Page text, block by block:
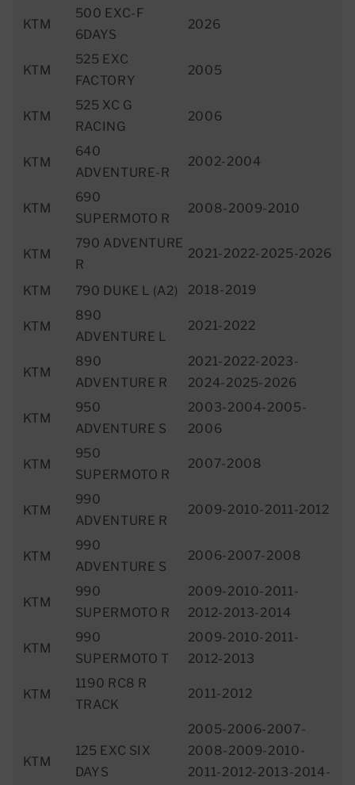
KTM
500 EXC-F
6DAYS
2026
KTM
525 EXC
FACTORY
2005
KTM
525 XC G
RACING
2006
KTM
640
ADVENTURE-R
2002-2004
KTM
690
SUPERMOTO R
2008-2009-2010
KTM
790 ADVENTURE
R
2021-2022-2025-2026
KTM 790 DUKE L (A2) 2018-2019
KTM
890
ADVENTURE L
2021-2022
KTM
890
ADVENTURE R
2021-2022-2023-
2024-2025-2026
KTM
950
ADVENTURE S
2003-2004-2005-
2006
KTM
950
SUPERMOTO R
2007-2008
KTM
990
ADVENTURE R
2009-2010-2011-2012
KTM
990
ADVENTURE S
2006-2007-2008
KTM
990
SUPERMOTO R
2009-2010-2011-
2012-2013-2014
KTM
990
SUPERMOTO T
2009-2010-2011-
2012-2013
KTM
1190 RC8 R
TRACK
2011-2012
KTM
125 EXC SIX
DAYS
2005-2006-2007-
2008-2009-2010-
2011-2012-2013-2014-